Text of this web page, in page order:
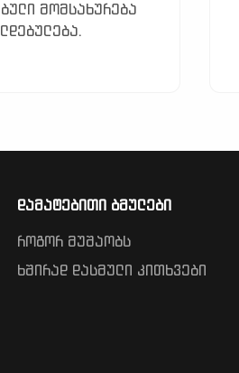
მომსახურება
დამატებითი ბმულები
როგორ მუშაობს
ხშირად დასმული კითხვები